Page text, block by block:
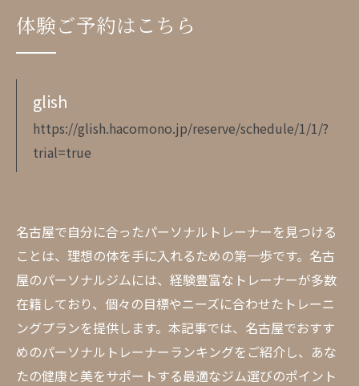
体験ご予約はこちら
glish
https://glish.hacomono.jp/reserve/schedule/1/1/?
trial=true
名古屋で自分に合ったパーソナルトレーナーを見つける
ことは、理想の体を手に入れるための第一歩です。名古
屋のパーソナルジムには、経験豊富なトレーナーが多数
在籍しており、個々の目標やニーズに合わせたトレーニ
ングプランを提供します。本記事では、名古屋でおすす
めのパーソナルトレーナーランキングをご紹介し、あな
たの健康と美をサポートする最適なジム選びのポイント